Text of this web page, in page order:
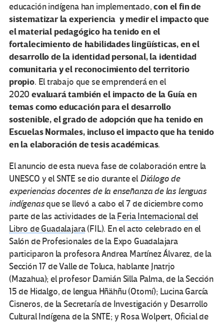
educación indígena han implementado,con el fin de
sistematizar la experiencia y medir el impacto que
el material pedagógico ha tenido en el
fortalecimiento de habilidades lingüísticas, en el
desarrollo de la identidad personal, la identidad
comunitaria y el reconocimiento del territorio
propio. El trabajo que se emprenderá en el
2020evaluará también el impacto de la Guía en
temas como educación para el desarrollo
sostenible, el grado de adopción que ha tenido en
Escuelas Normales, incluso el impacto que ha tenido
en la elaboración de tesis académicas.
El anuncio de esta nueva fase de colaboración entre la
UNESCO y el SNTE se dio durante el Diálogo de
experiencias docentes de la enseñanza de las lenguas
indígenasque se llevó a cabo el 7 de diciembre como
parte de las actividades de laFeria Internacional del
Libro de Guadalajara(FIL). En el acto celebrado en el
Salón de Profesionales de la Expo Guadalajara
participaron la profesora Andrea Martínez Álvarez, de la
Sección 17 de Valle de Toluca, hablante Jnatrjo
(Mazahua); el profesor Damián Silla Palma, de la Sección
15 de Hidalgo, de lengua Hñähñu (Otomí); Lucina García
Cisneros, de la Secretaría de Investigación y Desarrollo
Cultural Indígena de la SNTE; y Rosa Wolpert, Oficial de